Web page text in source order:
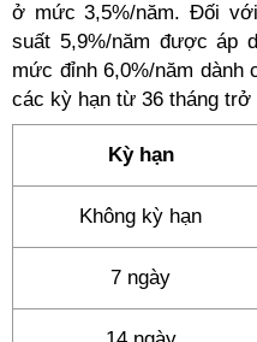
ở mức 3,5%/năm. Đối
suất 5,9%/năm được áp
mức đỉnh 6,0%/năm dành
các kỳ hạn từ 36 tháng
Kỳ hạn
Không kỳ hạn
7 ngày